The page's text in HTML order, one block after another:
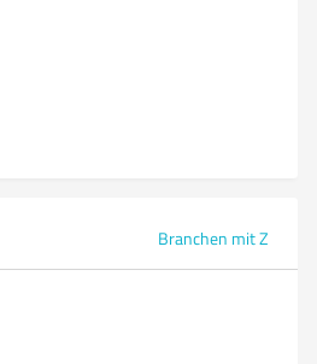
Branchen mit Z